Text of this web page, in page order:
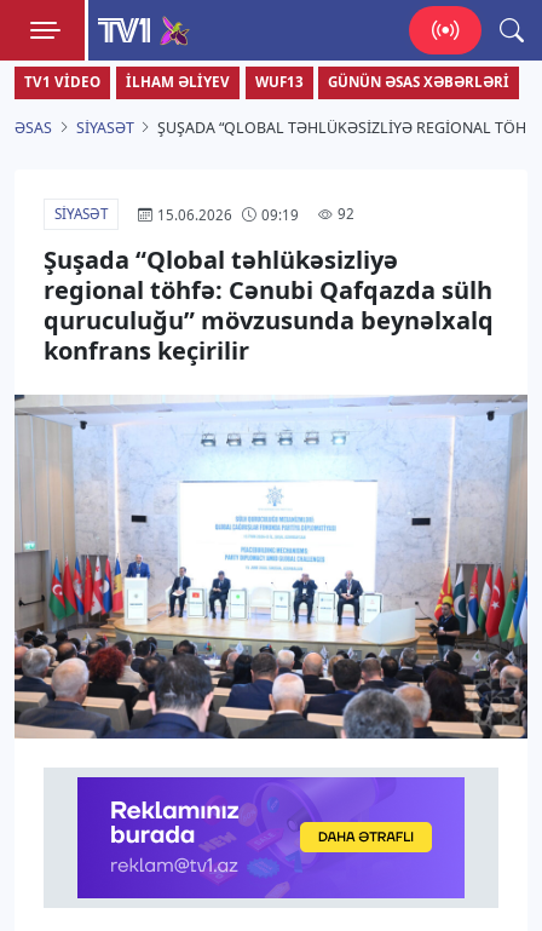
TV1
Zamanı bizimlə yaşa!
TV1 VIDEO İLHAM ƏLIYEV WUF13 GÜNÜN ƏSAS XƏBƏRLƏRI
ƏSAS SIYASƏT ŞUŞADA “QLOBAL TƏHLÜKƏSIZLIYƏ REGIONAL
SIYASƏT 15.06.2026 09:19 92
Şuşada “Qlobal təhlükəsizliyə
regional töhfə: Cənubi Qafqazda sülh
quruculuğu” mövzusunda beynəlxalq
konfrans keçirilir